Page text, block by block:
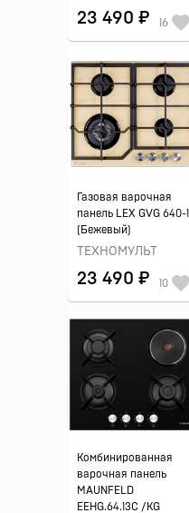
23 490 ₽ 16
Газовая варочная
панель LEX GVG 640-1
(Бежевый)
ТЕХНОМУЛЬТ
23 490 ₽ 10
Комбинированная
варочная панель
MAUNFELD
EEHG.64.13C /KG